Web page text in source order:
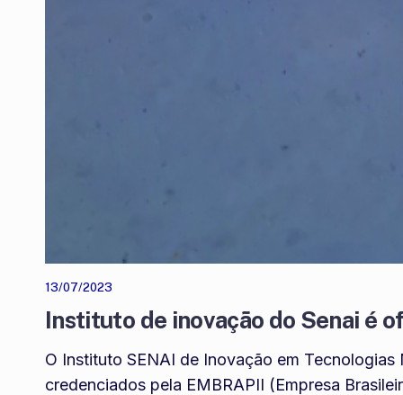
13/07/2023
Instituto de inovação do Senai é
O Instituto SENAI de Inovação em
credenciados pela EMBRAPII (Empresa